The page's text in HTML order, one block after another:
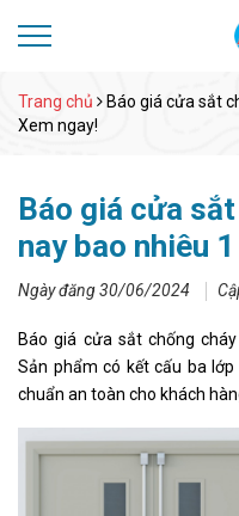
Trang chủ
Báo giá cửa sắt
Xem ngay!
Báo giá cửa
nay bao nhiêu
Ngày đăng 30/06/2024
Báo giá cửa sắt chống
Sản phẩm có kết cấu ba
chuẩn an toàn cho khách